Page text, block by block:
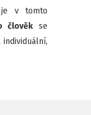
je v tomto
člověk se